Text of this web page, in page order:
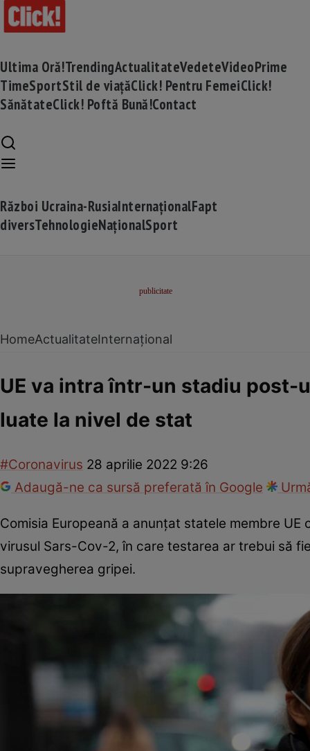
Ultima Oră!TrendingActualitateVedeteVideoPrime
TimeSportStil de viațăClick! Pentru FemeiClick!
SănătateClick! Poftă Bună!Contact
Război Ucraina-RusiaInternaționalFapt
diversTehnologieNaționalSport
HomeActualitateInternațional
UE va intra într-un stadiu post-
luate la nivel de stat
#Coronavirus 28 aprilie 2022 9:26
Adaugă-ne ca sursă preferată în Google
Comisia Europeană a anunțat statele membre
virusul Sars-Cov-2, în care testarea ar trebui să
supravegherea gripei.